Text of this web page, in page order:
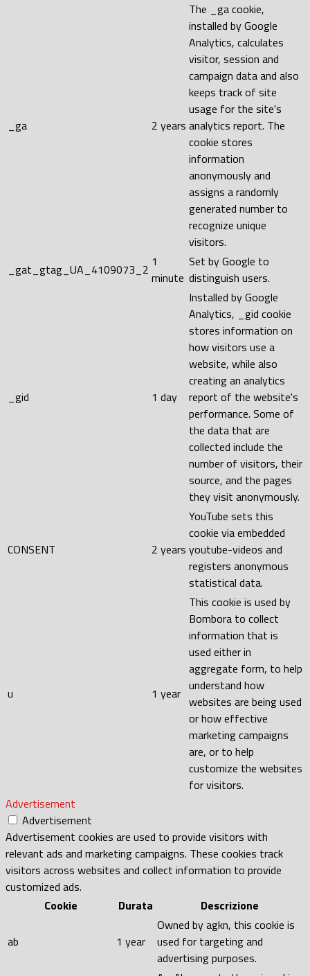
_ga 2 years
The _ga cookie,
installed by Google
Analytics, calculates
visitor, session and
campaign data and also
keeps track of site
usage for the site's
analytics report. The
cookie stores
information
anonymously and
assigns a randomly
generated number to
recognize unique
visitors.
_gat_gtag_UA_4109073_2 1
minute
Set by Google to
distinguish users.
_gid 1 day
Installed by Google
Analytics, _gid cookie
stores information on
how visitors use a
website, while also
creating an analytics
report of the website's
performance. Some of
the data that are
collected include the
number of visitors, their
source, and the pages
they visit anonymously.
CONSENT 2 years
YouTube sets this
cookie via embedded
youtube-videos and
registers anonymous
statistical data.
u 1 year
This cookie is used by
Bombora to collect
information that is
used either in
aggregate form, to help
understand how
websites are being used
or how effective
marketing campaigns
are, or to help
customize the websites
for visitors.
Advertisement
Advertisement
Advertisement cookies are used to provide visitors with
relevant ads and marketing campaigns. These cookies track
visitors across websites and collect information to provide
customized ads.
Cookie
Durata Descrizione
ab 1 year
Owned by agkn, this cookie is
used for targeting and
advertising purposes.